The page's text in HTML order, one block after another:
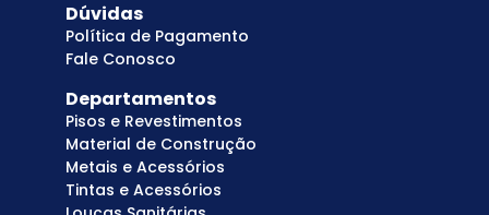
Dúvidas
Política de Pagamento
Fale Conosco
Departamentos
Pisos e Revestimentos
Material de Construção
Metais e Acessórios
Tintas e Acessórios